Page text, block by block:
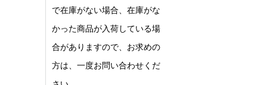
で在庫がない場合、在庫がな
かった商品が入荷している場
合がありますので、お求めの
方は、一度お問い合わせくだ